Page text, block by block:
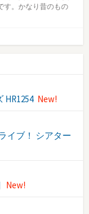
す。かなり昔のもの
HR1254 New!
イブ！ シアター
New!